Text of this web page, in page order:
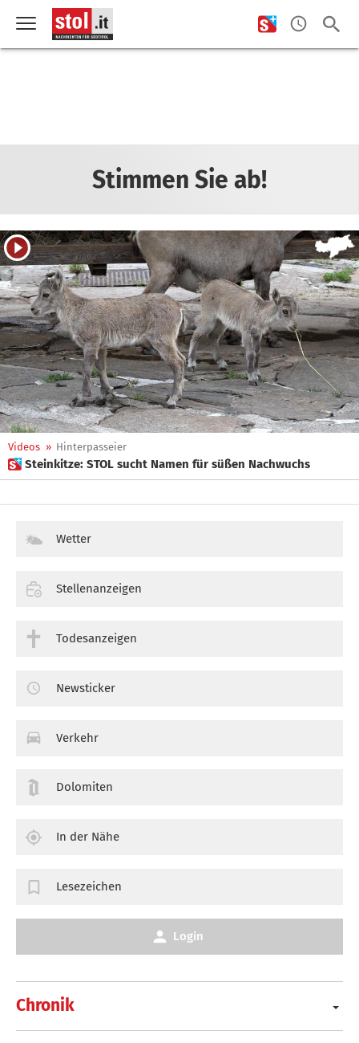
Stimmen Sie ab!
Videos » Hinterpasseier
 Steinkitze: STOL sucht Namen für süßen Nachwuchs
Chronik
Wetter
Stellenanzeigen
Todesanzeigen
Newsticker
Verkehr
Dolomiten
In der Nähe
Lesezeichen
Login